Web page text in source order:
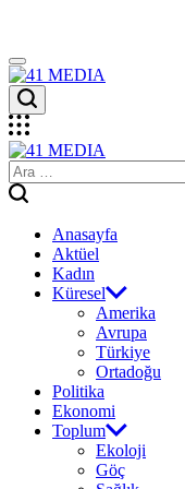
Skip
to
content
41
MEDIA
41
MEDIA
Arama:
Anasayfa
Aktüel
Kadın
Küresel
Amerika
Avrupa
Türkiye
Ortadoğu
Politika
Ekonomi
Toplum
Ekoloji
Göç